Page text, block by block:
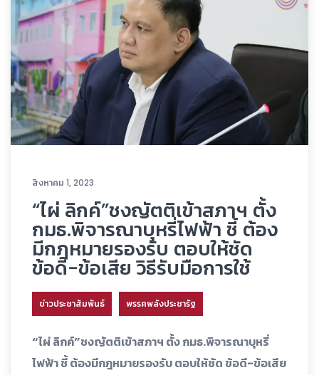
สิงหาคม 1, 2023
“ไผ่ ลิกค์”ชงญัตติเข้าสภาฯ ตั้ง
กมธ.พิจารณาบุหรี่ไฟฟ้า ชี้ ต้อง
มีกฎหมายรองรับ ตอบให้ชัด
ข้อดี-ข้อเสีย วิธีรับมือการใช้
ข่าวประชาสัมพันธ์ พรรคพลังประชารัฐ
“ไผ่ ลิกค์”ชงญัตติเข้าสภาฯ ตั้ง กมธ.พิจารณาบุหรี่
ไฟฟ้า ชี้ ต้องมีกฎหมายรองรับ ตอบให้ชัด ข้อดี-ข้อเสีย